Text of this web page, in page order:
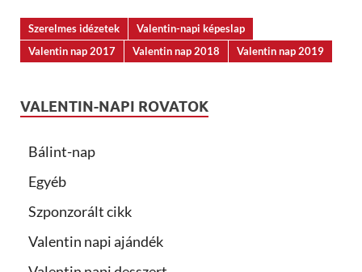
Szerelmes idézetek
Valentin-napi képeslap
Valentin nap 2017
Valentin nap 2018 Valentin nap 2019
VALENTIN-NAPI ROVATOK
Bálint-nap
Egyéb
Szponzorált cikk
Valentin napi ajándék